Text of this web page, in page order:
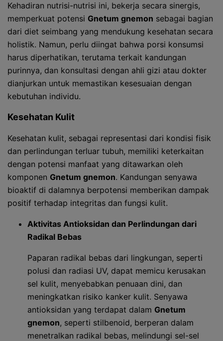
Kehadiran nutrisi-nutrisi ini, bekerja secara sinergis,
memperkuat potensi Gnetum gnemon sebagai bagian
dari diet seimbang yang mendukung kesehatan secara
holistik. Namun, perlu diingat bahwa porsi konsumsi
harus diperhatikan, terutama terkait kandungan
purinnya, dan konsultasi dengan ahli gizi atau dokter
dianjurkan untuk memastikan kesesuaian dengan
kebutuhan individu.
Kesehatan Kulit
Kesehatan kulit, sebagai representasi dari kondisi fisik
dan perlindungan terluar tubuh, memiliki keterkaitan
dengan potensi manfaat yang ditawarkan oleh
komponen Gnetum gnemon. Kandungan senyawa
bioaktif di dalamnya berpotensi memberikan dampak
positif terhadap integritas dan fungsi kulit.
Aktivitas Antioksidan dan Perlindungan dari
Radikal Bebas
Paparan radikal bebas dari lingkungan, seperti
polusi dan radiasi UV, dapat memicu kerusakan
sel kulit, menyebabkan penuaan dini, dan
meningkatkan risiko kanker kulit. Senyawa
antioksidan yang terdapat dalam Gnetum
gnemon, seperti stilbenoid, berperan dalam
menetralkan radikal bebas, melindungi sel-sel